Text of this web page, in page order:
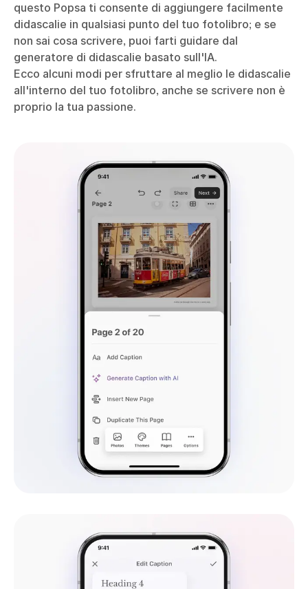
questo Popsa ti consente di aggiungere facilmente
didascalie in qualsiasi punto del tuo fotolibro; e se
non sai cosa scrivere, puoi farti guidare dal
generatore di didascalie basato sull'IA.
Ecco alcuni modi per sfruttare al meglio le didascalie
all'interno del tuo fotolibro, anche se scrivere non è
proprio la tua passione.